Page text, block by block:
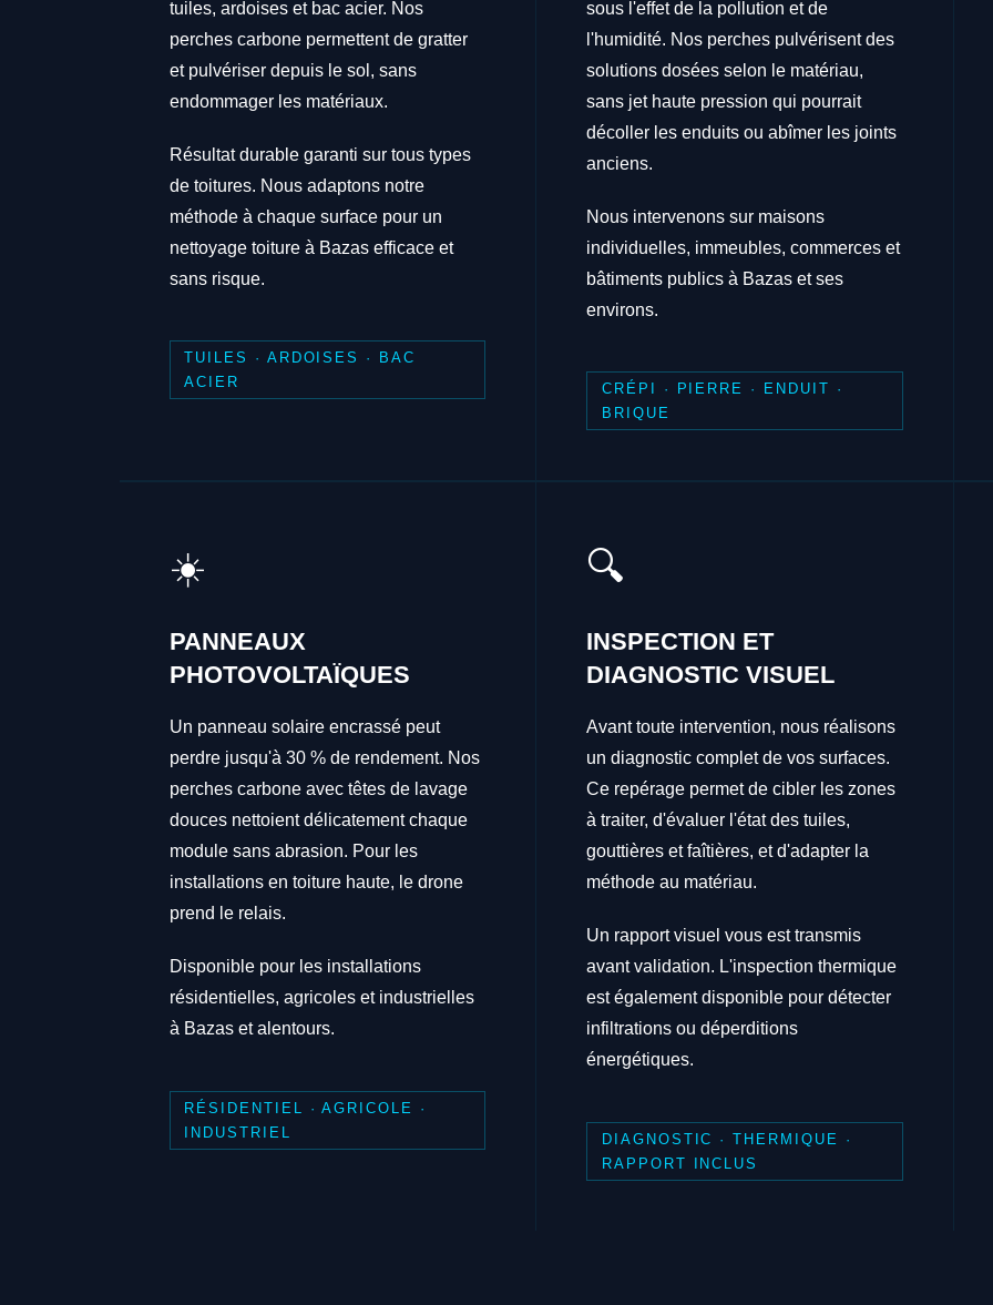
tuiles, ardoises et bac acier. Nos
perches carbone permettent de gratter
et pulvériser depuis le sol, sans
endommager les matériaux.
Résultat durable garanti sur tous types
de toitures. Nous adaptons notre
méthode à chaque surface pour un
nettoyage toiture à Bazas efficace et
sans risque.
TUILES · ARDOISES · BAC
ACIER
sous l'effet de la pollution et de
l'humidité. Nos perches pulvérisent des
solutions dosées selon le matériau,
sans jet haute pression qui pourrait
décoller les enduits ou abîmer les joints
anciens.
Nous intervenons sur maisons
individuelles, immeubles, commerces et
bâtiments publics à Bazas et ses
environs.
CRÉPI · PIERRE · ENDUIT ·
BRIQUE
☀️
PANNEAUX
PHOTOVOLTAÏQUES
Un panneau solaire encrassé peut
perdre jusqu'à 30 % de rendement. Nos
perches carbone avec têtes de lavage
douces nettoient délicatement chaque
module sans abrasion. Pour les
installations en toiture haute, le drone
prend le relais.
Disponible pour les installations
résidentielles, agricoles et industrielles
à Bazas et alentours.
RÉSIDENTIEL · AGRICOLE ·
INDUSTRIEL
🔍
INSPECTION ET
DIAGNOSTIC VISUEL
Avant toute intervention, nous réalisons
un diagnostic complet de vos surfaces.
Ce repérage permet de cibler les zones
à traiter, d'évaluer l'état des tuiles,
gouttières et faîtières, et d'adapter la
méthode au matériau.
Un rapport visuel vous est transmis
avant validation. L'inspection thermique
est également disponible pour détecter
infiltrations ou déperditions
énergétiques.
DIAGNOSTIC · THERMIQUE ·
RAPPORT INCLUS